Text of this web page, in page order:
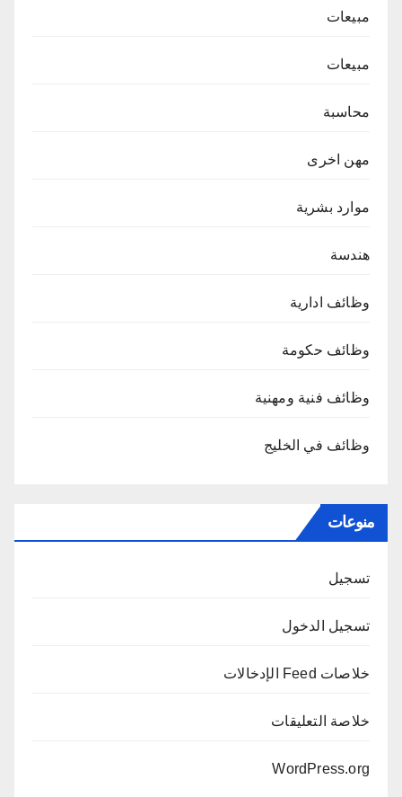
مبيعات
مبيعات
محاسبة
مهن اخرى
موارد بشرية
هندسة
وظائف ادارية
وظائف حكومة
وظائف فنية ومهنية
وظائف في الخليج
منوعات
تسجيل
تسجيل الدخول
خلاصات Feed الإدخالات
خلاصة التعليقات
WordPress.org